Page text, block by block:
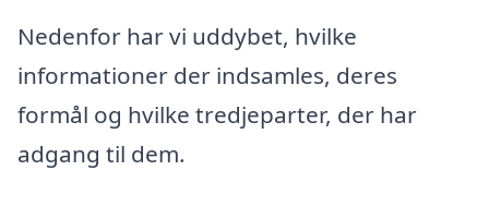
Nedenfor har vi uddybet, hvilke
informationer der indsamles, deres
formål og hvilke tredjeparter, der har
adgang til dem.